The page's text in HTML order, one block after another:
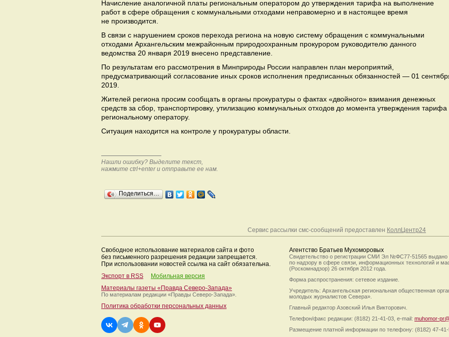
Начисление аналогичной платы региональным оператором до утверждения тарифа на выполнение
работ в сфере обращения с коммунальными отходами неправомерно и в настоящее время
не производится.
В связи с нарушением сроков перехода региона на новую систему обращения с коммунальными
отходами Архангельским межрайонным природоохранным прокурором руководителю данного
ведомства 20 января 2019 внесено представление.
По результатам его рассмотрения в Минприроды России направлен план мероприятий,
предусматривающий согласование иных сроков исполнения предписанных обязанностей — 01
2019.
Жителей региона просим сообщать в органы прокуратуры о фактах «двойного» взимания денежных
средств за сбор, транспортировку, утилизацию коммунальных отходов до момента утверждения тарифа
региональному оператору.
Ситуация находится на контроле у прокуратуры области.
Нашли ошибку? Выделите текст,
нажмите ctrl+enter и отправьте ее нам.
Поделиться…
Сервис рассылки смс-сообщений предоставлен КоллЦентр24
Свободное использование материалов сайта и фото
без письменного разрешения редакции запрещается.
При использовании новостей ссылка на сайт обязательна.
Экспорт в RSS
Мобильная версия
Материалы газеты «Правда Северо-Запада»
По материалам редакции «Правды Северо-Запада».
Политика обработки персональных данных
Агентство Братьев Мухоморовых
Свидетельство о регистрации СМИ Эл №ФС77-51565 выдано
по надзору в сфере связи, информационных технологий и
(Роскомнадзор) 26 октября 2012 года.
Форма распространения: сетевое издание.
Учредитель: Архангельская региональная общественная
молодых журналистов Севера».
Главный редактор Азовский Илья Викторович.
Телефон/факс редакции: (8182) 21-41-03, e-mail: muhomor-
Размещение платной информации по телефону: (8182) 47-41-